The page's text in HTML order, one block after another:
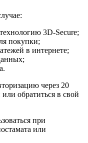
3D-Secure;
покупки;
в интернете;
через 20
обратиться в свой
при
или